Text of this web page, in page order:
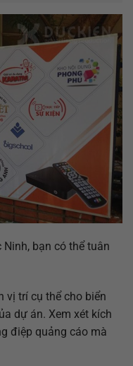
bạn có thể tuân
vị trí cụ thể cho biển
dự án. Xem xét kích
điệp quảng cáo mà